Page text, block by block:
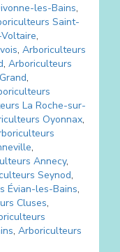
les-Bains,
Saint-
,
, Arboriculteurs
, Arboriculteurs
,
La Roche-sur-
Oyonnax,
,
Annecy,
Seynod,
Évian-les-Bains,
Cluses,
, Arboriculteurs